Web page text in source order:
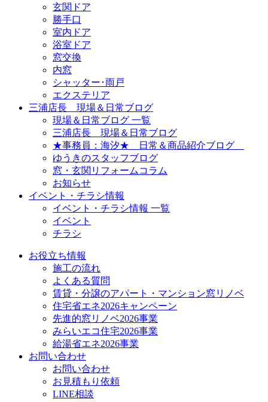
玄関ドア
勝手口
室内ドア
浴室ドア
窓交換
内窓
シャッター･雨戸
エクステリア
三浦店長 現場＆日常ブログ
現場＆日常ブログ 一覧
三浦店長 現場＆日常ブログ
★事務員：海汐★ 日常＆商品紹介ブログ
ゆうきのスタッフブログ
窓・玄関リフォームコラム
お知らせ
イベント・チラシ情報
イベント・チラシ情報 一覧
イベント
チラシ
お役立ち情報
施工の流れ
よくある質問
賃貸・分譲のアパート・マンション窓リノベ
住宅省エネ2026キャンペーン
先進的窓リノベ2026事業
みらいエコ住宅2026事業
給湯省エネ2026事業
お問い合わせ
お問い合わせ
お見積もり依頼
LINE相談